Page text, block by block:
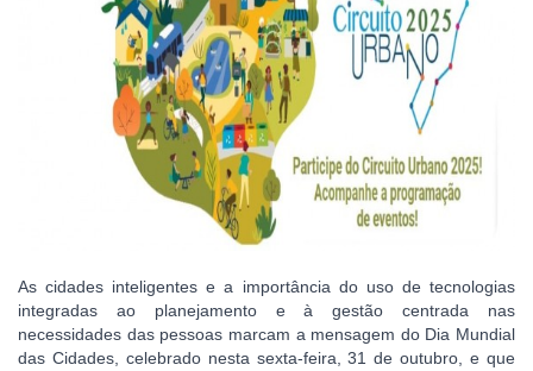
As cidades inteligentes e a importância do uso de tecnologias
integradas ao planejamento e à gestão centrada nas
necessidades das pessoas marcam a mensagem do Dia Mundial
das Cidades, celebrado nesta sexta-feira, 31 de outubro, e que